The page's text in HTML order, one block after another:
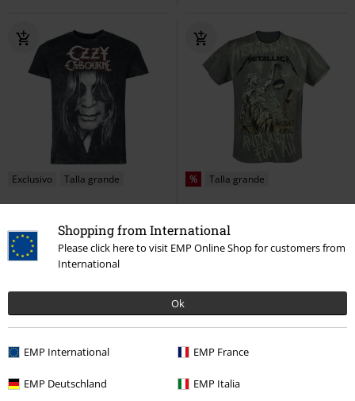
Shopping from International
Please click here to visit EMP Online Shop for customers from
International
Ok
EMP International EMP France
EMP Deutschland EMP Italia
Exclusivo Talla grande
Shadow
Ozzy Osbourne
Camiseta
% Talla grande
... And Justice For All - Neon
Backdrop
Metallica Camiseta